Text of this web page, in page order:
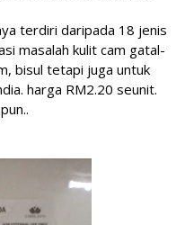
terdiri daripada 18 jenis
masalah kulit cam gatal-
bisul tetapi juga untuk
harga RM2.20 seunit.